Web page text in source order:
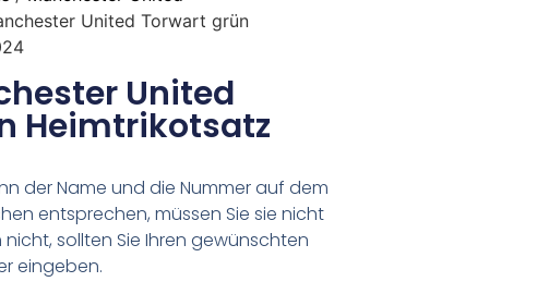
United Torwart grün
United
Heimtrikotsatz
der Name und die Nummer auf dem
entsprechen, müssen Sie sie nicht
sollten Sie Ihren gewünschten
eingeben.